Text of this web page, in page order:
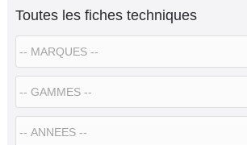
Toutes les fiches techniques